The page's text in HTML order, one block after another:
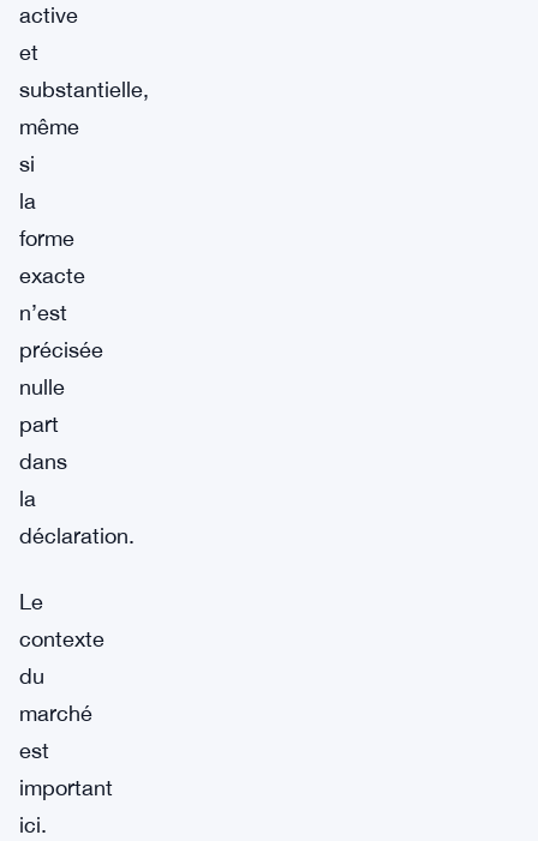
active
et
substantielle,
même
si
la
forme
exacte
n’est
précisée
nulle
part
dans
la
déclaration.
Le
contexte
du
marché
est
important
ici.